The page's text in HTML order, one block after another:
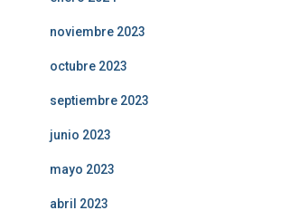
noviembre 2023
octubre 2023
septiembre 2023
junio 2023
mayo 2023
abril 2023